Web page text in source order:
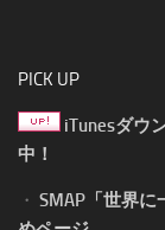
PICK UP
iTunesダウ
中！
・ SMAP「世界に